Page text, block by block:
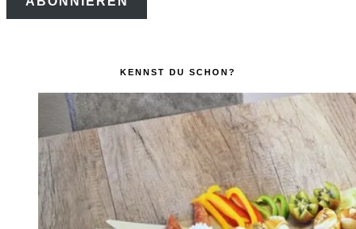
KENNST DU SCHON?